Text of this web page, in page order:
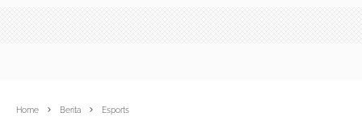
Home Berita Esports